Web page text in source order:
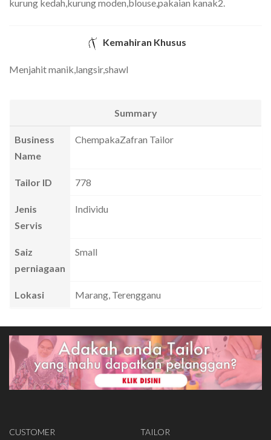
kurung kedah,kurung moden,blouse,pakaian kanak2.
Kemahiran Khusus
Menjahit manik,langsir,shawl
Summary
Business
Name
ChempakaZafran Tailor
Tailor ID 778
Jenis
Servis
Individu
Saiz
perniagaan
Small
Lokasi Marang, Terengganu
CUSTOMER TAILOR